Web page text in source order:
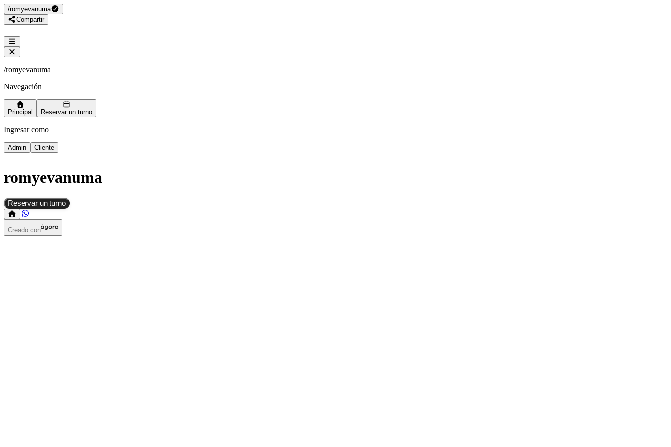
/romyevanuma
Compartir
/romyevanuma
Navegación
Principal Reservar un turno
Ingresar como
Admin Cliente
romyevanuma
Reservar un turno
Creado con